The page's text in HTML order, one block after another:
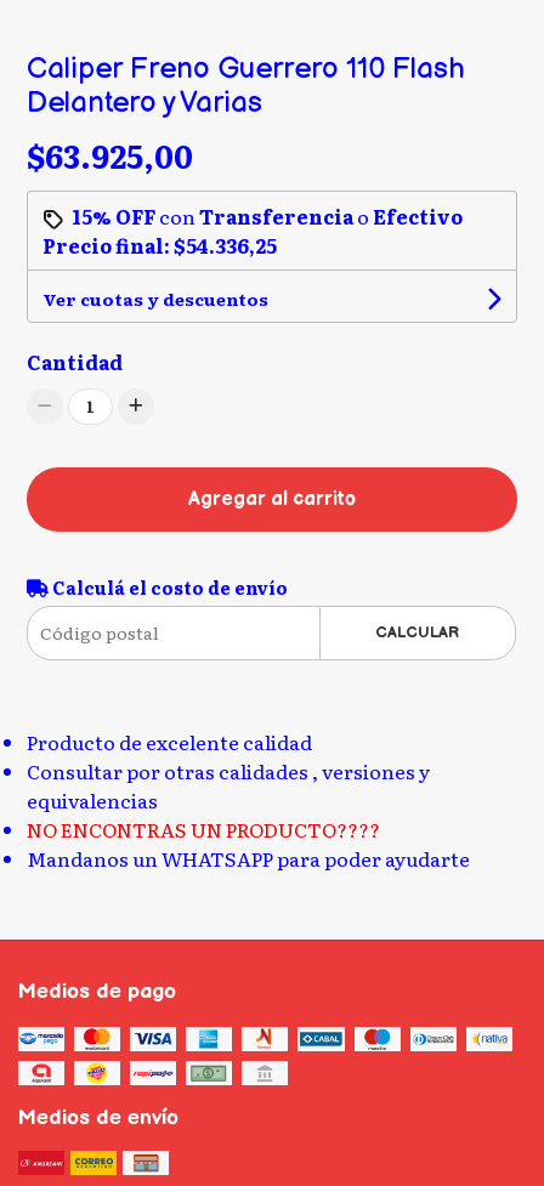
Caliper Freno Guerrero 110 Flash
Delantero y Varias
$63.925,00
15% OFFconTransferenciao Efectivo
Precio final:$54.336,25
Ver cuotas y descuentos
Cantidad
1
Agregar al carrito
Calculá el costo de envío
CALCULAR
Producto de excelente calidad
Consultar por otras calidades , versiones y
equivalencias
NO ENCONTRAS UN PRODUCTO????
Mandanos un WHATSAPP para poder ayudarte
Medios de pago
Medios de envío